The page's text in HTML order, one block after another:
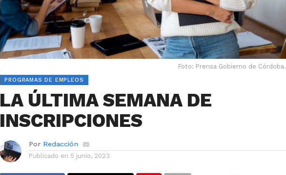
Foto: Prensa Gobierno de Córdoba.
PROGRAMAS DE EMPLEOS
LA ÚLTIMA SEMANA DE
INSCRIPCIONES
Por Redacción
Publicado en 5 junio, 2023